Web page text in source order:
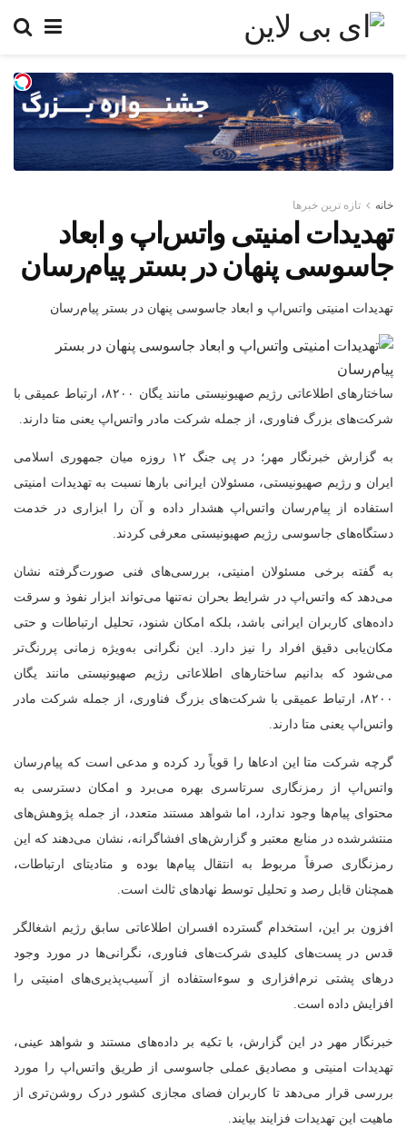
خانه تازه ترین خبرها
تهدیدات امنیتی واتس‌اپ و ابعاد
جاسوسی پنهان در بستر پیام‌رسان
تهدیدات امنیتی واتس‌اپ و ابعاد جاسوسی پنهان در بستر پیام‌رسان
ساختارهای اطلاعاتی رژیم صهیونیستی مانند یگان ۸۲۰۰، ارتباط عمیقی با
شرکت‌های بزرگ فناوری، از جمله شرکت مادر واتس‌اپ یعنی متا دارند.
به گزارش خبرنگار مهر؛ در پی جنگ ۱۲ روزه میان جمهوری اسلامی
ایران و رژیم صهیونیستی، مسئولان ایرانی بارها نسبت به تهدیدات امنیتی
استفاده از پیام‌رسان واتس‌اپ هشدار داده و آن را ابزاری در خدمت
دستگاه‌های جاسوسی رژیم صهیونیستی معرفی کردند.
به گفته برخی مسئولان امنیتی، بررسی‌های فنی صورت‌گرفته نشان
می‌دهد که واتس‌اپ در شرایط بحران نه‌تنها می‌تواند ابزار نفوذ و سرقت
داده‌های کاربران ایرانی باشد، بلکه امکان شنود، تحلیل ارتباطات و حتی
مکان‌یابی دقیق افراد را نیز دارد. این نگرانی به‌ویژه زمانی پررنگ‌تر
می‌شود که بدانیم ساختارهای اطلاعاتی رژیم صهیونیستی مانند یگان
۸۲۰۰، ارتباط عمیقی با شرکت‌های بزرگ فناوری، از جمله شرکت مادر
واتس‌اپ یعنی متا دارند.
گرچه شرکت متا این ادعاها را قویاً رد کرده و مدعی است که پیام‌رسان
واتس‌اپ از رمزنگاری سرتاسری بهره می‌برد و امکان دسترسی به
محتوای پیام‌ها وجود ندارد، اما شواهد مستند متعدد، از جمله پژوهش‌های
منتشرشده در منابع معتبر و گزارش‌های افشاگرانه، نشان می‌دهند که این
رمزنگاری صرفاً مربوط به انتقال پیام‌ها بوده و متادیتای ارتباطات،
همچنان قابل رصد و تحلیل توسط نهادهای ثالث است.
افزون بر این، استخدام گسترده افسران اطلاعاتی سابق رژیم اشغالگر
قدس در پست‌های کلیدی شرکت‌های فناوری، نگرانی‌ها در مورد وجود
درهای پشتی نرم‌افزاری و سوءاستفاده از آسیب‌پذیری‌های امنیتی را
افزایش داده است.
خبرنگار مهر در این گزارش، با تکیه بر داده‌های مستند و شواهد عینی،
تهدیدات امنیتی و مصادیق عملی جاسوسی از طریق واتس‌اپ را مورد
بررسی قرار می‌دهد تا کاربران فضای مجازی کشور درک روشن‌تری از
ماهیت این تهدیدات فزایند بیایند.